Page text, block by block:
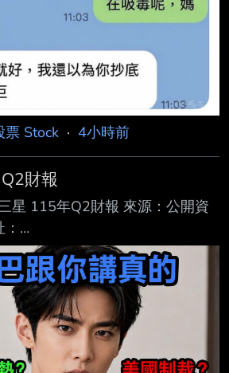
： 被動元件大廠國巨*（2327）
（6日）股價回檔，開盤下跌15
出。開盤後賣壓
票 Stock · 4小時前
財報
星 115年Q2財報 來源：公開資
mops/web/t05sr01
報董事會或經董事會決議日
2.審計委員會通過日期:115/08/06
度自結財務資訊報導期間 起訖日
XX/XX):115/01/01~115/06/